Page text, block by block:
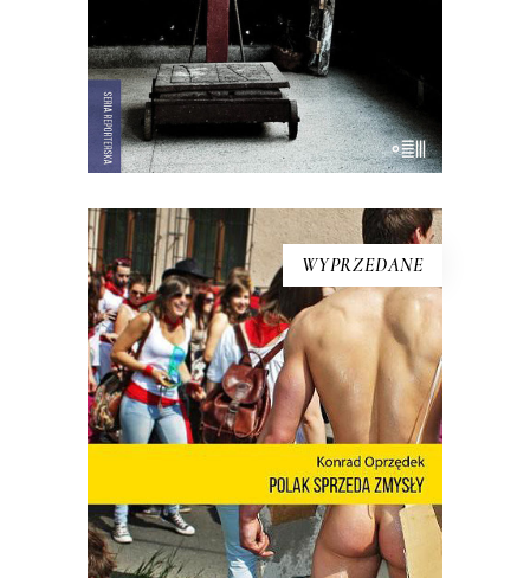
44.00 zł 22.00zł
E-BOOK DO KOSZYKA
WYPRZEDANE
[EBOOK] Konrad Oprzędek –
POLAK SPRZEDA ZMYSŁY
Mariusz Szczygieł o książce: Wreszcie
możemy zobaczyć siebie! Nie ma o
Polsce takich książek jak debiut Konrada
Oprzędka. Wariackich, ale pogodnych.
Smutnych, ale nie przygnębiających.
Moje pokolenie w połowie lat 80. żyło
podniecającym filmem